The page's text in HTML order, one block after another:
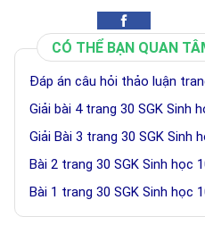
CÓ THỂ BẠN QUAN
Đáp án câu hỏi thảo luận
Giải bài 4 trang 30 SGK Sinh
Giải Bài 3 trang 30 SGK Sinh
Bài 2 trang 30 SGK Sinh học
Bài 1 trang 30 SGK Sinh học